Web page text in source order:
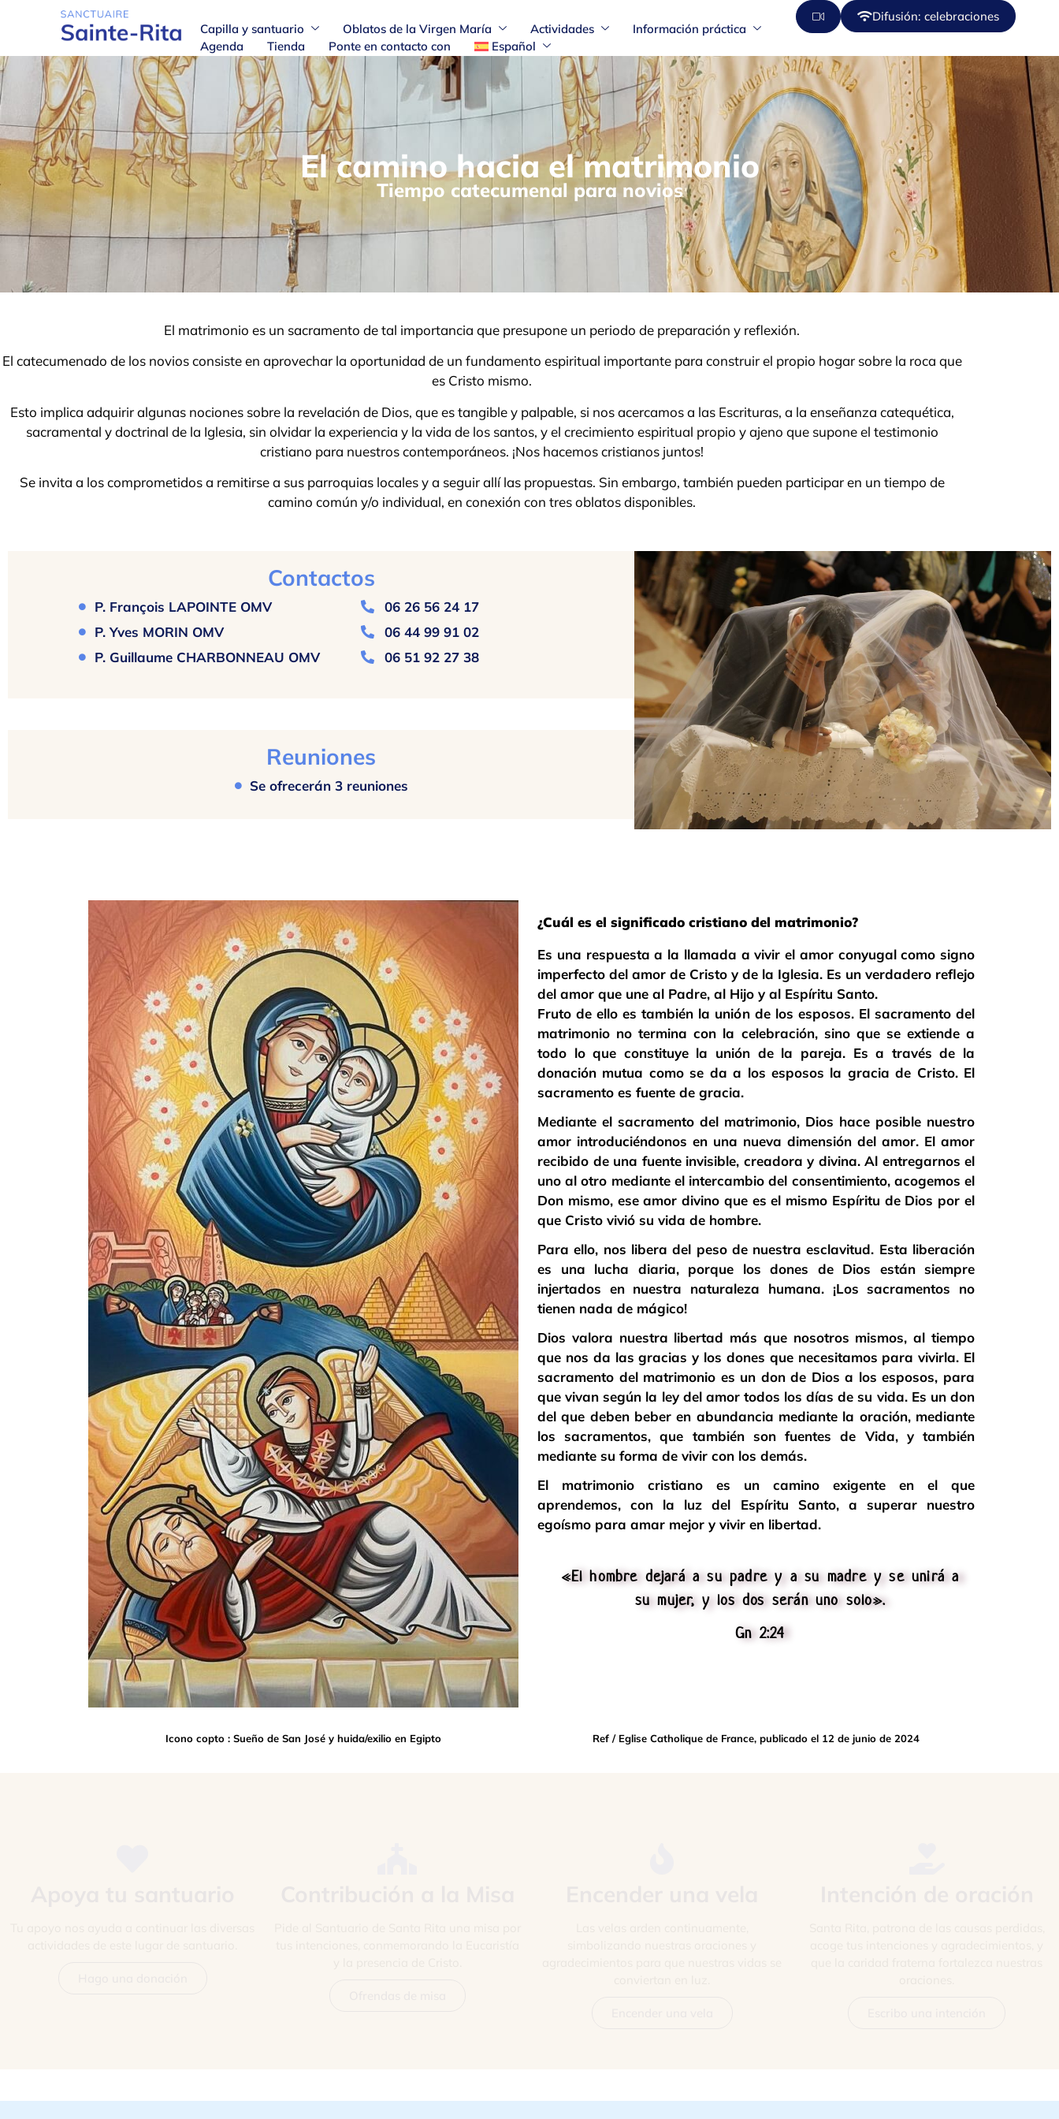
Capilla y santuario Oblatos de la Virgen María Actividades
Información práctica
Agenda
Tienda Ponte en contacto con Español
Difusión: celebraciones
El camino hacia el matrimonio
Tiempo catecumenal para novios
El matrimonio es un sacramento de tal importancia que presupone un periodo de preparación y reflexión.
El catecumenado de los novios consiste en aprovechar la oportunidad de un fundamento espiritual importante para construir el propio hogar sobre la roca que
es Cristo mismo.
Esto implica adquirir algunas nociones sobre la revelación de Dios, que es tangible y palpable, si nos acercamos a las Escrituras, a la enseñanza catequética,
sacramental y doctrinal de la Iglesia, sin olvidar la experiencia y la vida de los santos, y el crecimiento espiritual propio y ajeno que supone el testimonio
cristiano para nuestros contemporáneos. ¡Nos hacemos cristianos juntos!
Se invita a los comprometidos a remitirse a sus parroquias locales y a seguir allí las propuestas. Sin embargo, también pueden participar en un tiempo de
camino común y/o individual, en conexión con tres oblatos disponibles.
Contactos
P. François LAPOINTE OMV
P. Yves MORIN OMV
P. Guillaume CHARBONNEAU OMV
06 26 56 24 17
06 44 99 91 02
06 51 92 27 38
Reuniones
Se ofrecerán 3 reuniones
¿Cuál es el significado cristiano del matrimonio?
Es una respuesta a la llamada a vivir el amor conyugal como signo
imperfecto del amor de Cristo y de la Iglesia. Es un verdadero reflejo
del amor que une al Padre, al Hijo y al Espíritu Santo.
Fruto de ello es también la unión de los esposos. El sacramento del
matrimonio no termina con la celebración, sino que se extiende a
todo lo que constituye la unión de la pareja. Es a través de la
donación mutua como se da a los esposos la gracia de Cristo. El
sacramento es fuente de gracia.
Mediante el sacramento del matrimonio, Dios hace posible nuestro
amor introduciéndonos en una nueva dimensión del amor. El amor
recibido de una fuente invisible, creadora y divina. Al entregarnos el
uno al otro mediante el intercambio del consentimiento, acogemos el
Don mismo, ese amor divino que es el mismo Espíritu de Dios por el
que Cristo vivió su vida de hombre.
Para ello, nos libera del peso de nuestra esclavitud. Esta liberación
es una lucha diaria, porque los dones de Dios están siempre
injertados en nuestra naturaleza humana. ¡Los sacramentos no
tienen nada de mágico!
Dios valora nuestra libertad más que nosotros mismos, al tiempo
que nos da las gracias y los dones que necesitamos para vivirla. El
sacramento del matrimonio es un don de Dios a los esposos, para
que vivan según la ley del amor todos los días de su vida. Es un don
del que deben beber en abundancia mediante la oración, mediante
los sacramentos, que también son fuentes de Vida, y también
mediante su forma de vivir con los demás.
El matrimonio cristiano es un camino exigente en el que
aprendemos, con la luz del Espíritu Santo, a superar nuestro
egoísmo para amar mejor y vivir en libertad.
«El hombre dejará a su padre y a su madre y se unirá a
su mujer, y los dos serán uno solo».
Gn 2:24
Icono copto : Sueño de San José y huida/exilio en Egipto Ref / Eglise Catholique de France, publicado el 12 de junio de 2024